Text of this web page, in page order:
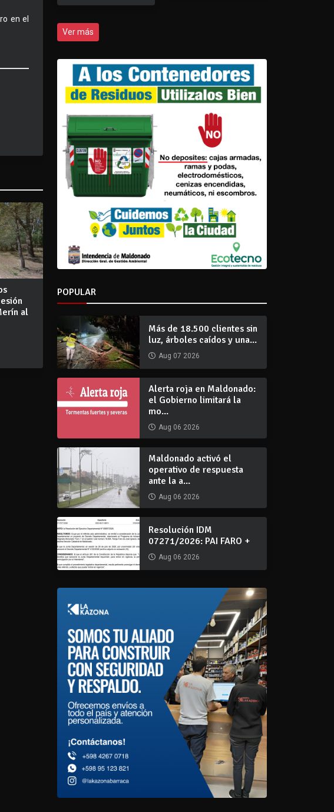
en el
al
Ver más
POPULAR
Más de 18.500 clientes sin
luz, árboles caídos y una...
Aug 07 2026
Alerta roja en Maldonado:
el Gobierno limitará la
mo...
Aug 06 2026
Maldonado activó el
operativo de respuesta
ante la a...
Aug 06 2026
Resolución IDM
07271/2026: PAI FARO +
Aug 06 2026